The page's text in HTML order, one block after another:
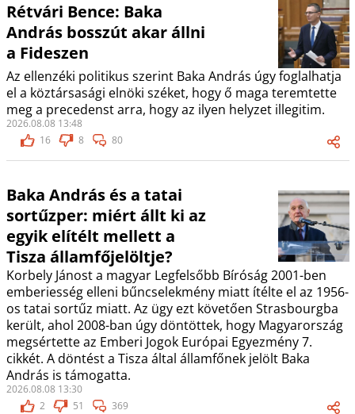
Rétvári Bence: Baka
András bosszút akar állni
a Fideszen
Az ellenzéki politikus szerint Baka András úgy foglalhatja
el a köztársasági elnöki széket, hogy ő maga teremtette
meg a precedenst arra, hogy az ilyen helyzet illegitim.
2026.08.08 13:48
16
8 80
Baka András és a tatai
sortűzper: miért állt ki az
egyik elítélt mellett a
Tisza államfőjelöltje?
Korbely Jánost a magyar Legfelsőbb Bíróság 2001-ben
emberiesség elleni bűncselekmény miatt ítélte el az 1956-
os tatai sortűz miatt. Az ügy ezt követően Strasbourgba
került, ahol 2008-ban úgy döntöttek, hogy Magyarország
megsértette az Emberi Jogok Európai Egyezmény 7.
cikkét. A döntést a Tisza által államfőnek jelölt Baka
András is támogatta.
2026.08.08 13:30
2
51 369